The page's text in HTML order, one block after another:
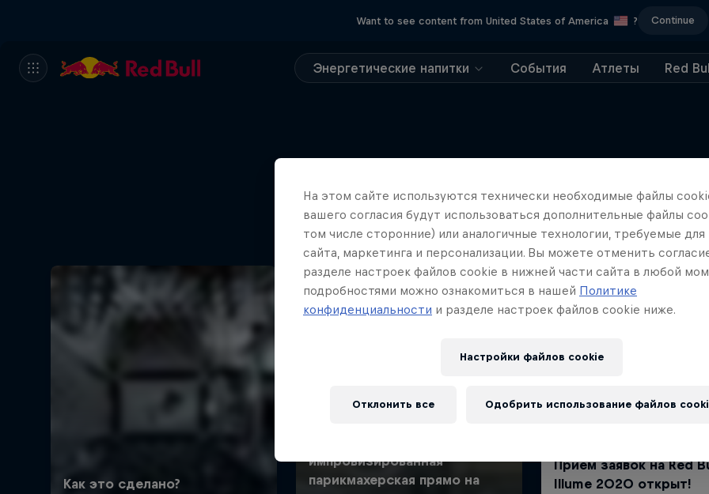
Want to see content from United States of America ? Continue
Энергетические напитки События Атлеты Red
Еще
На этом сайте иcпользуются технически необходимые файлы
вашего согласия будут использоваться дополнительные файлы
том числе сторонние) или аналогичные технологии, требуемые
сайта, маркетинга и персонализации. Вы можете отменить
разделе настроек файлов cookie в нижней части сайта в любой
подробностями можно ознакомиться в нашей Политике
конфиденциальности и разделе настроек файлов cookie ниже.
Настройки файлов cookie
Отклонить все Одобрить использование файлов